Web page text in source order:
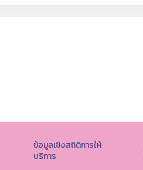
ข้อมูลเชิงสถิติการให้
บริการ